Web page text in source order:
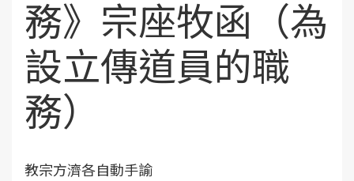
務》宗座牧函（為
設立傳道員的職
務）
教宗方濟各自動手諭